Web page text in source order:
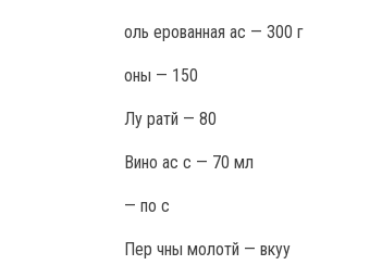
оль ерованная ас — 300 г
оны — 150
Лу ратй — 80
Вино ас с — 70 мл
— по с
Пер чны молотй — вкуу